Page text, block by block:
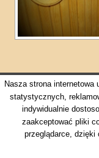
All rights
Nasza strona
statystycznych,
indywidualnie
zaakceptować pliki
przeglądarce, dzięki